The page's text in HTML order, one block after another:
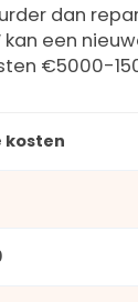
dan
een
€5000-
kosten